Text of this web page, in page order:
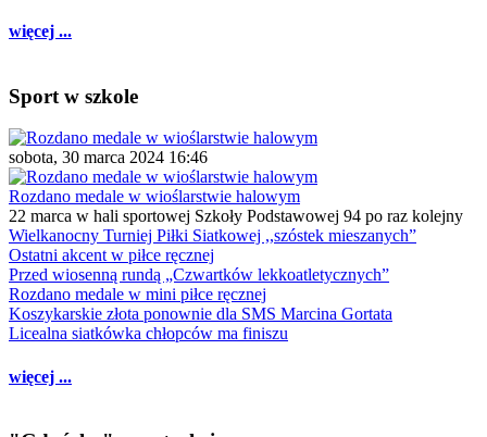
więcej ...
Sport w szkole
sobota, 30 marca 2024 16:46
Rozdano medale w wioślarstwie halowym
22 marca w hali sportowej Szkoły Podstawowej 94 po raz kolejny
Wielkanocny Turniej Piłki Siatkowej ,,szóstek mieszanych”
Ostatni akcent w piłce ręcznej
Przed wiosenną rundą „Czwartków lekkoatletycznych”
Rozdano medale w mini piłce ręcznej
Koszykarskie złota ponownie dla SMS Marcina Gortata
Licealna siatkówka chłopców ma finiszu
więcej ...